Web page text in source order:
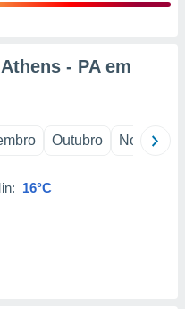
- PA em
Outubro Novembro
16°C